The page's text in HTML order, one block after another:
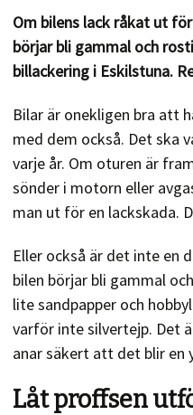
Om bilens lack råkat ut
börjar bli gammal och
billackering i Eskilstuna.
Bilar är onekligen bra att
med dem också. Det ska
varje år. Om oturen är
sönder i motorn eller
man ut för en lackskada.
Eller också är det inte en
bilen börjar bli gammal
lite sandpapper och
varför inte silvertejp. Det
anar säkert att det blir
Låt proffsen